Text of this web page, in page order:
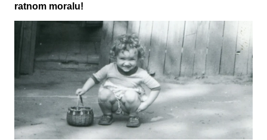
ratnom moralu!